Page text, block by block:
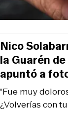
“Fue muy
¿Volverías con
Nico
la Guarén
apuntó a